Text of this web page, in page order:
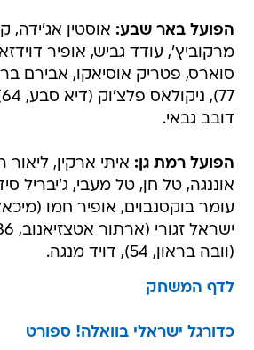
הפועל באר שבע: אוסטין אג'ידה,
מרקוביץ', עודד גביש, אופיר
סוארס, פטריק אוסיאקו, אבירם
דובב גבאי.
הפועל רמת גן: איתי ארקין, ליאור
(וובה בראון, 54), דויד מנגה.
לדף המשחק
כדורגל ישראלי בוואלה! ספורט